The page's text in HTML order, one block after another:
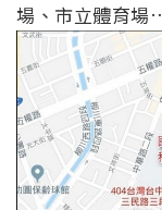
場、市立體育場